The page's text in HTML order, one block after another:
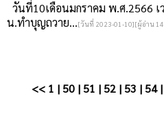
วันที่10เดือนมกราคม พ.ศ.2566 เ
น.ทำบุญถวาย...[วันที่ 2023-01-10][ผู้อ่าน
<< 1 | 50| 51 | 52| 53 | 54|